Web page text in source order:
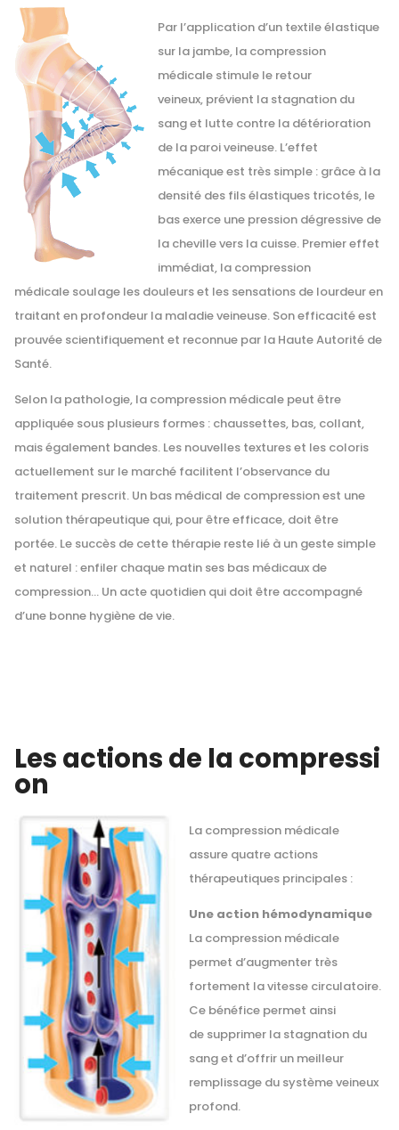
Par l’application d’un textile élastique
sur la jambe, la compression
médicale stimule le retour
veineux, prévient la stagnation du
sang et lutte contre la détérioration
de la paroi veineuse. L’effet
mécanique est très simple : grâce à la
densité des fils élastiques tricotés, le
bas exerce une pression dégressive de
la cheville vers la cuisse. Premier effet
immédiat, la compression
médicale soulage les douleurs et les sensations de lourdeur en
traitant en profondeur la maladie veineuse. Son efficacité est
prouvée scientifiquement et reconnue par la Haute Autorité de
Santé.
Selon la pathologie, la compression médicale peut être
appliquée sous plusieurs formes : chaussettes, bas, collant,
mais également bandes. Les nouvelles textures et les coloris
actuellement sur le marché facilitent l’observance du
traitement prescrit. Un bas médical de compression est une
solution thérapeutique qui, pour être efficace, doit être
portée. Le succès de cette thérapie reste lié à un geste simple
et naturel : enfiler chaque matin ses bas médicaux de
compression… Un acte quotidien qui doit être accompagné
d’une bonne hygiène de vie.
Les actions de la compressi
on
La compression médicale
assure quatre actions
thérapeutiques principales :
Une action hémodynamique
La compression médicale
permet d’augmenter très
fortement la vitesse circulatoire.
Ce bénéfice permet ainsi
de supprimer la stagnation du
sang et d’offrir un meilleur
remplissage du système veineux
profond.